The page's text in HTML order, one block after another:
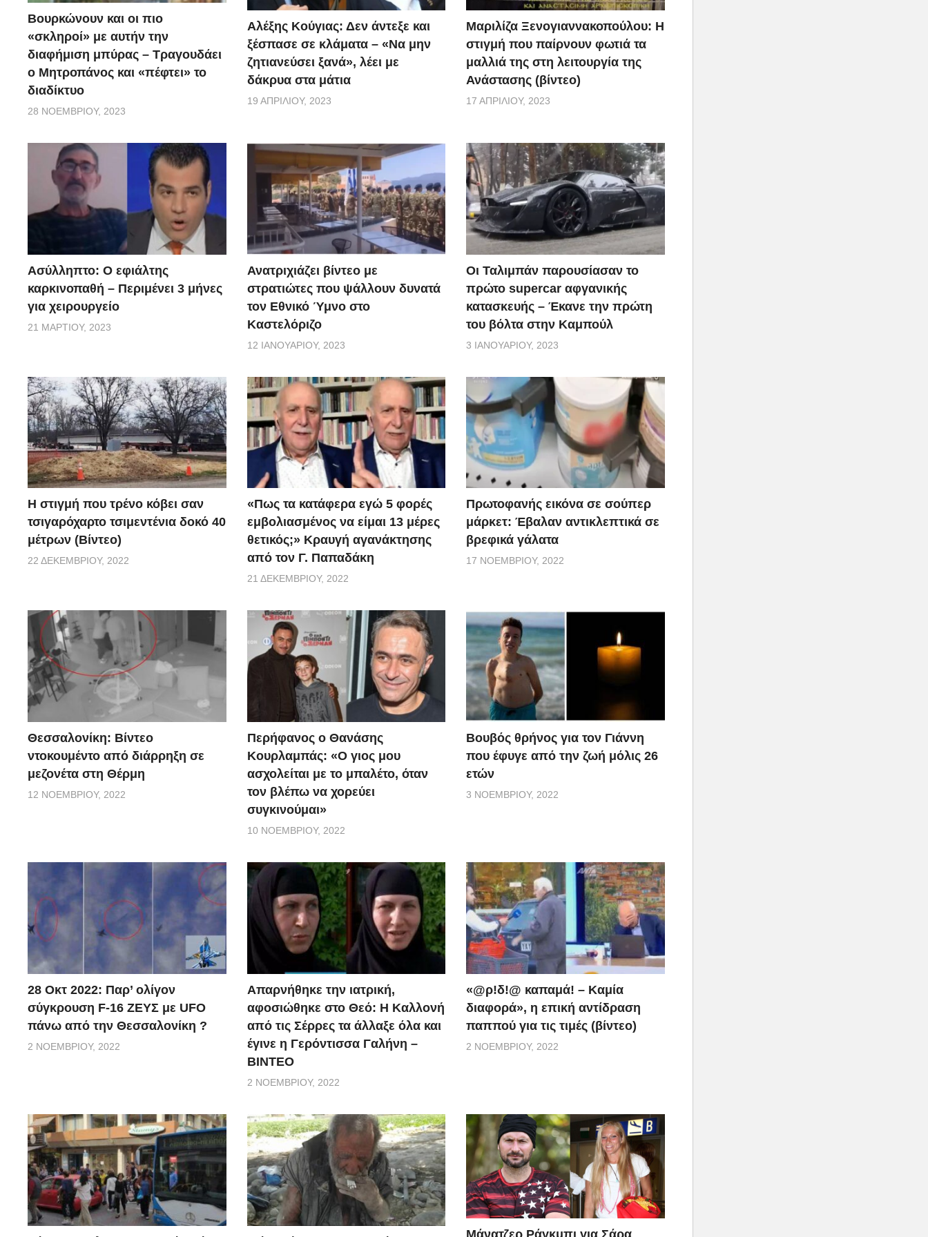
Βουρκώνουν και οι πιο
«σκληροί» με αυτήν την
διαφήμιση μπύρας – Τραγουδάει
ο Μητροπάνος και «πέφτει» το
διαδίκτυο
28 ΝΟΕΜΒΡΊΟΥ, 2023
Αλέξης Κούγιας: Δεν άντεξε και
ξέσπασε σε κλάματα – «Να μην
ζητιανεύσει ξανά», λέει με
δάκρυα στα μάτια
19 ΑΠΡΙΛΊΟΥ, 2023
Μαριλίζα Ξενογιαννακοπούλου: Η
στιγμή που παίρνουν φωτιά τα
μαλλιά της στη λειτουργία της
Ανάστασης (βίντεο)
17 ΑΠΡΙΛΊΟΥ, 2023
Ασύλληπτο: Ο εφιάλτης
καρκινοπαθή – Περιμένει 3 μήνες
για χειρουργείο
21 ΜΑΡΤΊΟΥ, 2023
Ανατριχιάζει βίντεο με
στρατιώτες που ψάλλουν δυνατά
τον Εθνικό Ύμνο στο
Καστελόριζο
12 ΙΑΝΟΥΑΡΊΟΥ, 2023
Οι Ταλιμπάν παρουσίασαν το
πρώτο supercar αφγανικής
κατασκευής – Έκανε την πρώτη
του βόλτα στην Καμπούλ
3 ΙΑΝΟΥΑΡΊΟΥ, 2023
H στιγμή που τρένο κόβει σαν
τσιγαρόχαρτο τσιμεντένια δοκό 40
μέτρων (Βίντεο)
22 ΔΕΚΕΜΒΡΊΟΥ, 2022
«Πως τα κατάφερα εγώ 5 φορές
εμβoλιασμένος να είμαι 13 μέρες
θετικός;» Κραυγή αγανάκτησης
από τον Γ. Παπαδάκη
21 ΔΕΚΕΜΒΡΊΟΥ, 2022
Πρωτοφανής εικόνα σε σούπερ
μάρκετ: Έβαλαν αντικλεπτικά σε
βρεφικά γάλατα
17 ΝΟΕΜΒΡΊΟΥ, 2022
Θεσσαλονίκη: Βίντεο
ντοκουμέντο από διάρρηξη σε
μεζονέτα στη Θέρμη
12 ΝΟΕΜΒΡΊΟΥ, 2022
Περήφανος ο Θανάσης
Κουρλαμπάς: «Ο γιος μου
ασχολείται με το μπαλέτο, όταν
τον βλέπω να χορεύει
συγκινούμαι»
10 ΝΟΕΜΒΡΊΟΥ, 2022
Βουβός θρήνος για τον Γιάννη
που έφυγε από την ζωή μόλις 26
ετών
3 ΝΟΕΜΒΡΊΟΥ, 2022
28 Οκτ 2022: Παρ’ ολίγον
σύγκρουση F-16 ΖΕΥΣ με UFO
πάνω από την Θεσσαλονίκη ?
2 ΝΟΕΜΒΡΊΟΥ, 2022
Απαρνήθηκε την ιατρική,
αφοσιώθηκε στο Θεό: Η Καλλονή
από τις Σέρρες τα άλλαξε όλα και
έγινε η Γερόντισσα Γαλήνη –
ΒΙΝΤΕΟ
2 ΝΟΕΜΒΡΊΟΥ, 2022
«@ρ!δ!@ καπαμά! – Καμία
διαφορά», η επική αντίδραση
παππού για τις τιμές (βίντεο)
2 ΝΟΕΜΒΡΊΟΥ, 2022